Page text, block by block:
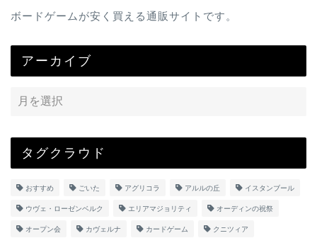
ボードゲームが安く買える通販サイトです。
アーカイブ
タグクラウド
おすすめ ごいた アグリコラ アルルの丘 イスタンブール
ウヴェ・ローゼンベルク エリアマジョリティ オーディンの祝祭
オープン会 カヴェルナ カードゲーム クニツィア